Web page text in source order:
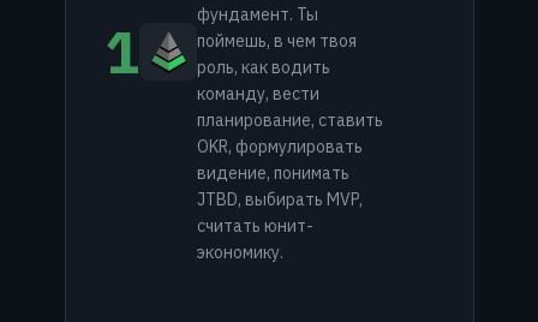
1
фундамент. Ты
поймешь, в чем твоя
роль, как водить
команду, вести
планирование, ставить
OKR, формулировать
видение, понимать
JTBD, выбирать MVP,
считать юнит-
экономику.